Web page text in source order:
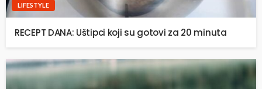
LIFESTYLE
RECEPT DANA: Uštipci koji su gotovi za 20 minuta